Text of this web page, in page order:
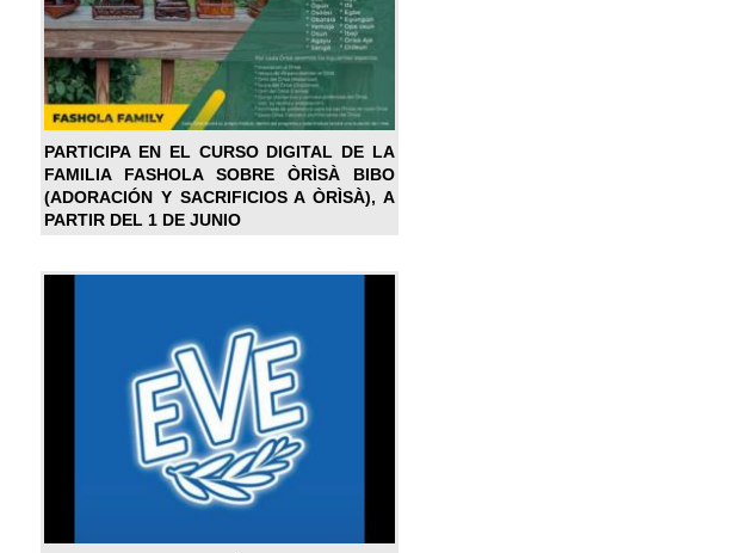
PARTICIPA EN EL CURSO DIGITAL DE LA
FAMILIA FASHOLA SOBRE ÒRÌSÀ BIBO
(ADORACIÓN Y SACRIFICIOS A ÒRÌSÀ), A
PARTIR DEL 1 DE JUNIO